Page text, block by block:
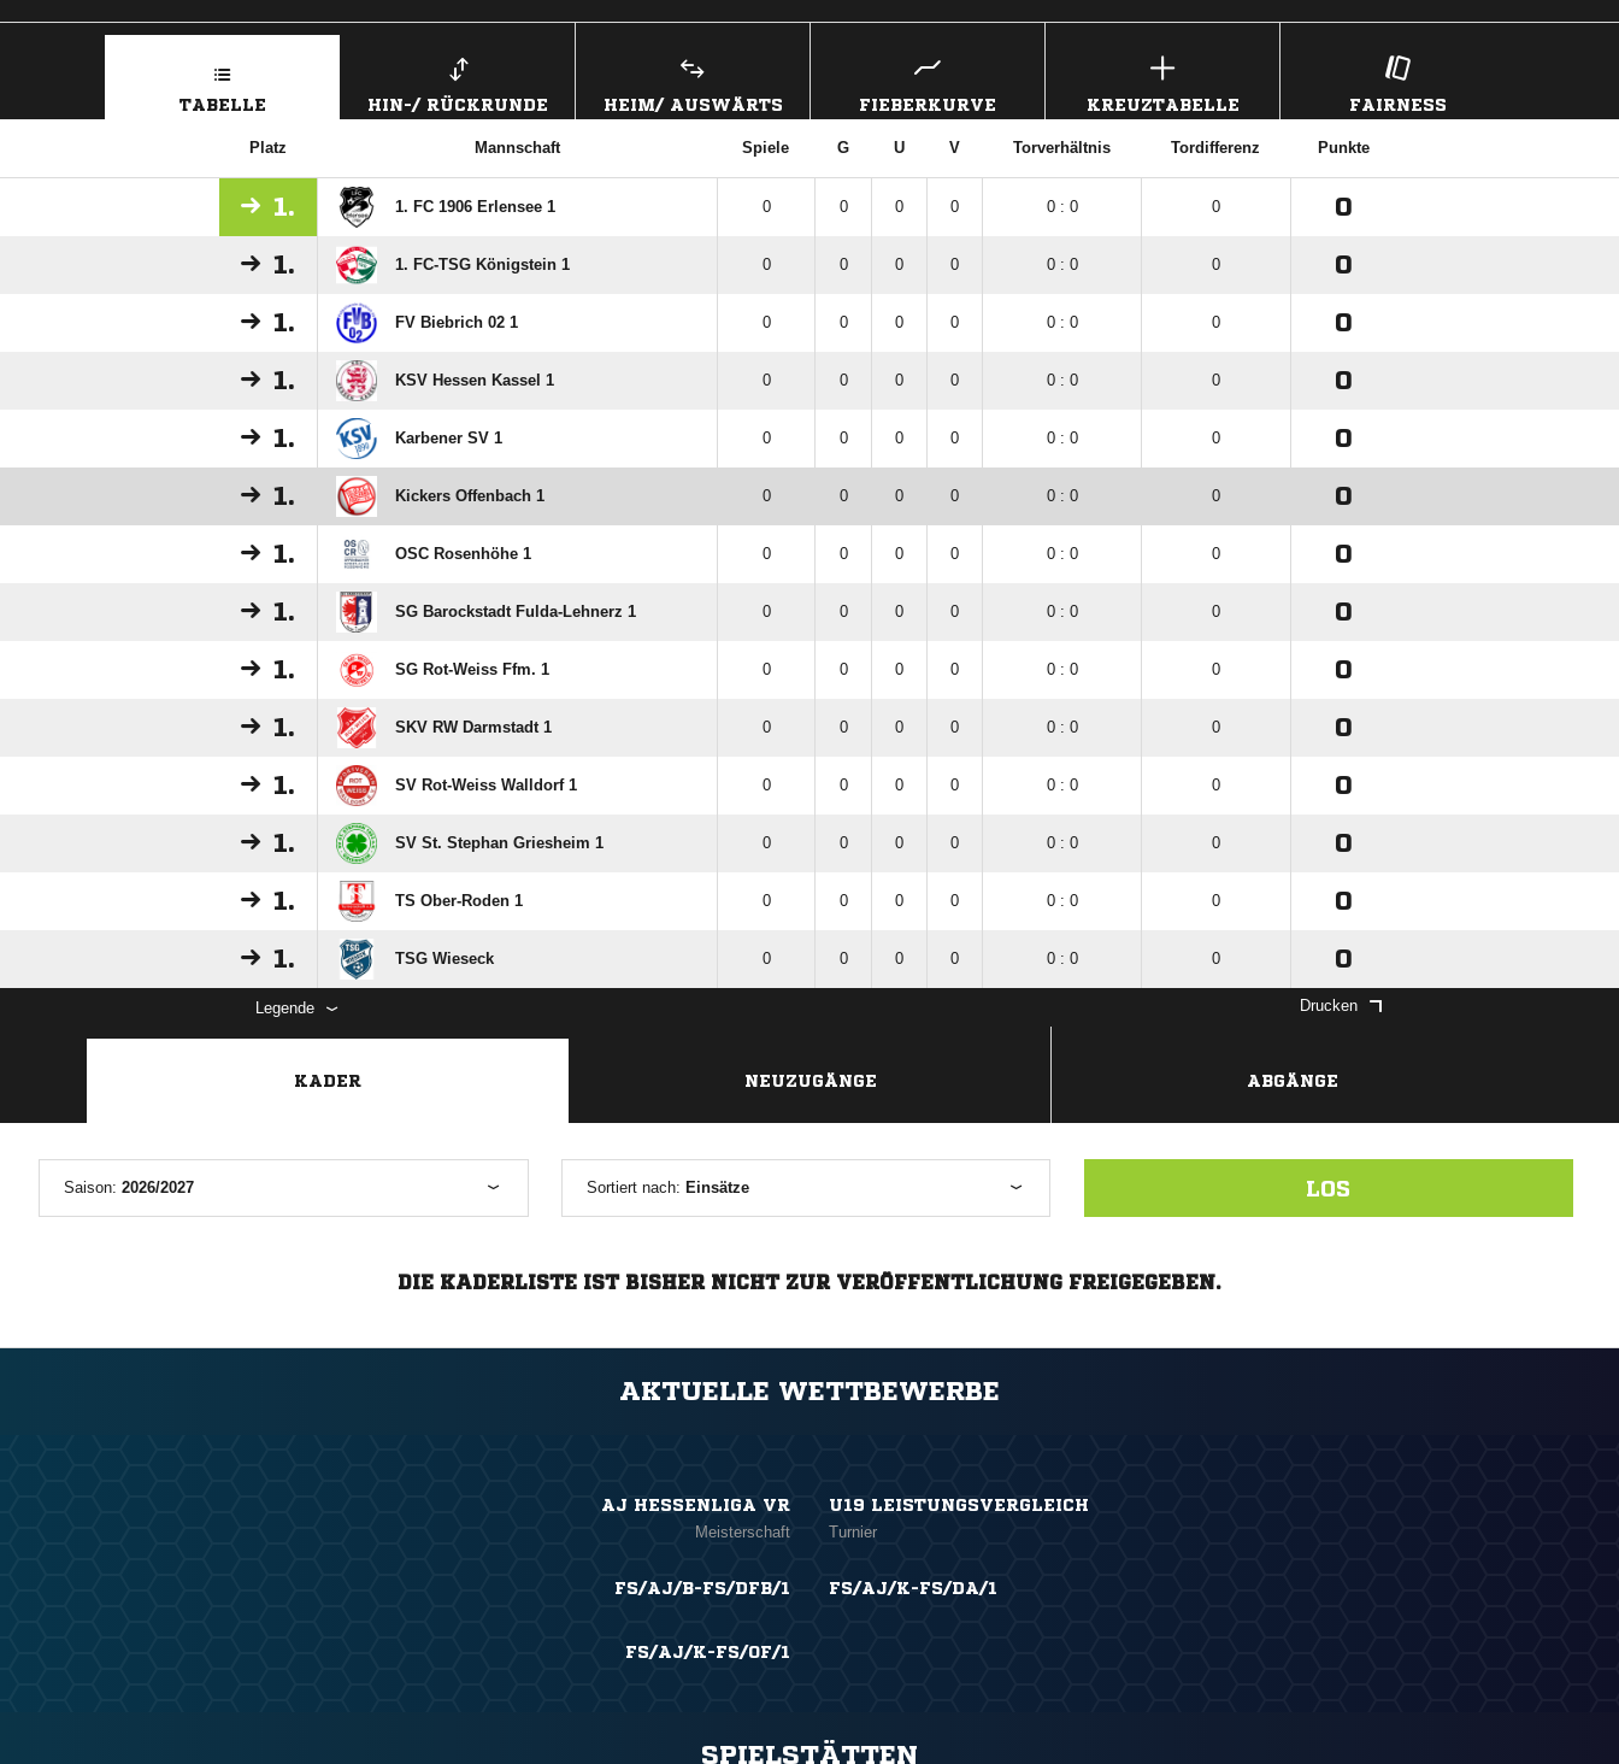
TABELLE HIN-/ RÜCKRUNDE HEIM/ AUSWÄRTS FIEBERKURVE KREUZTABELLE FAIRNESS
Platz Mannschaft Spiele G U V Torverhältnis Tordifferenz Punkte
1. 1. FC 1906 Erlensee 1 0 0 0 0 0 : 0 0 0
1. 1. FC-TSG Königstein 1 0 0 0 0 0 : 0 0 0
1. FV Biebrich 02 1 0 0 0 0 0 : 0 0 0
1. KSV Hessen Kassel 1 0 0 0 0 0 : 0 0 0
1. Karbener SV 1 0 0 0 0 0 : 0 0 0
1. Kickers Offenbach 1 0 0 0 0 0 : 0 0 0
1. OSC Rosenhöhe 1 0 0 0 0 0 : 0 0 0
1. SG Barockstadt Fulda-Lehnerz 1 0 0 0 0 0 : 0 0 0
1. SG Rot-Weiss Ffm. 1 0 0 0 0 0 : 0 0 0
1. SKV RW Darmstadt 1 0 0 0 0 0 : 0 0 0
1. SV Rot-Weiss Walldorf 1 0 0 0 0 0 : 0 0 0
1. SV St. Stephan Griesheim 1 0 0 0 0 0 : 0 0 0
1. TS Ober-Roden 1 0 0 0 0 0 : 0 0 0
1. TSG Wieseck 0 0 0 0 0 : 0 0 0
Legende Drucken
KADER NEUZUGÄNGE ABGÄNGE
Saison: 2026/2027 Sortiert nach: Einsätze LOS
DIE KADERLISTE IST BISHER NICHT ZUR VERÖFFENTLICHUNG FREIGEGEBEN.
AKTUELLE WETTBEWERBE
AJ HESSENLIGA VR
Meisterschaft
U19 LEISTUNGSVERGLEICH
Turnier
FS/AJ/B-FS/DFB/1 FS/AJ/K-FS/DA/1
FS/AJ/K-FS/OF/1
SPIELSTÄTTEN